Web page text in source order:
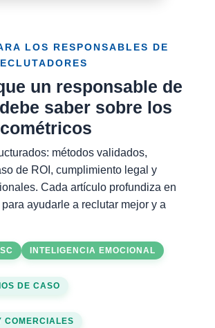
LOS RESPONSABLES DE
un responsable de
saber sobre los
métodos validados,
de ROI, cumplimiento legal y
Cada artículo profundiza en
ayudarle a reclutar mejor y a
INTELIGENCIA EMOCIONAL
DE CASO
COMERCIALES